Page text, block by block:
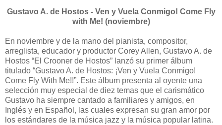
Gustavo A. de Hostos - Ven y Vuela Conmigo! Come Fly
with Me! (noviembre)
En noviembre y de la mano del pianista, compositor,
arreglista, educador y productor Corey Allen, Gustavo A. de
Hostos “El Crooner de Hostos” lanzó su primer álbum
titulado “Gustavo A. de Hostos: ¡Ven y Vuela Conmigo!
Come Fly With Me!!”. Este álbum presenta al oyente una
selección muy especial de diez temas que el carismático
Gustavo ha siempre cantado a familiares y amigos, en
Inglés y en Español, las cuales expresan su gran amor por
los estándares de la música jazz y la música popular latina.